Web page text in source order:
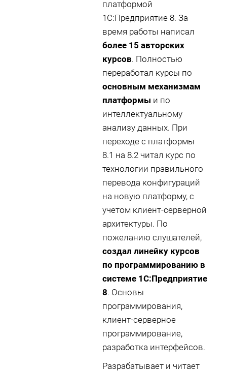
платформой
1С:Предприятие 8. За
время работы написал
более 15 авторских
курсов. Полностью
переработал курсы по
основным механизмам
платформы и по
интеллектуальному
анализу данных. При
переходе с платформы
8.1 на 8.2 читал курс по
технологии правильного
перевода конфигураций
на новую платформу, с
учетом клиент-серверной
архитектуры. По
пожеланию слушателей,
создал линейку курсов
по программированию в
системе 1С:Предприятие
8. Основы
программирования,
клиент-серверное
программирование,
разработка интерфейсов.
Разрабатывает и читает